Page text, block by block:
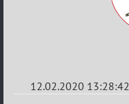
12.02.2020 13:28:42